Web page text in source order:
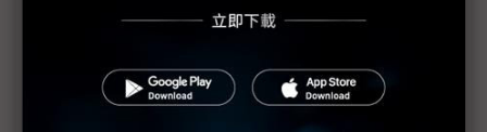
錼創：產能不足 Micro LED處於陣痛期
緯創搶攻工業與車用顯示器商機 美、日、歐同步發